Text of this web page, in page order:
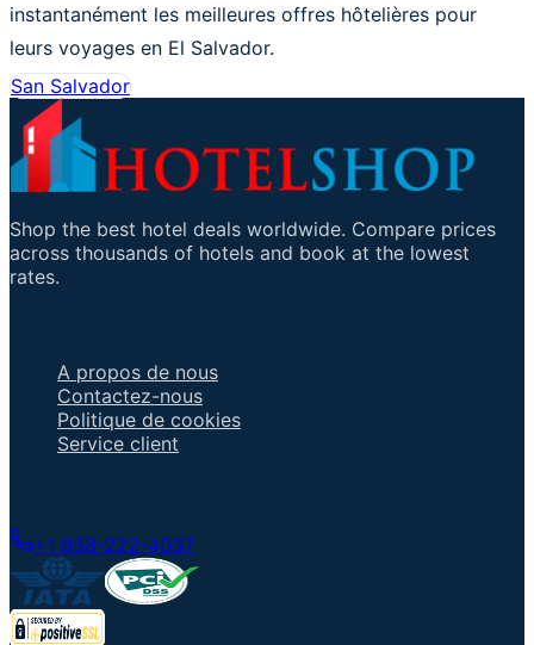
instantanément les meilleures offres hôtelières pour
leurs voyages en El Salvador.
San Salvador
Shop the best hotel deals worldwide. Compare prices
across thousands of hotels and book at the lowest
rates.
A propos de nous
Contactez-nous
Politique de cookies
Service client
+1 858-222-4037